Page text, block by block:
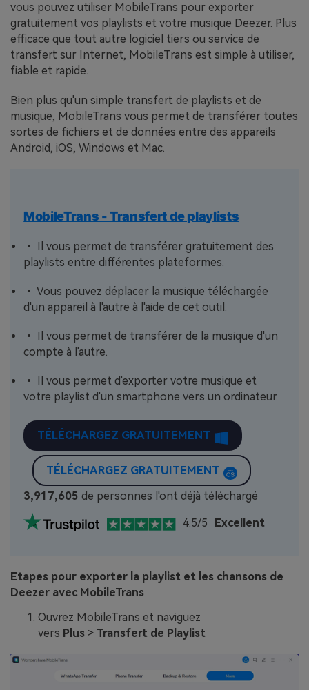
vous pouvez utiliser MobileTrans pour exporter
gratuitement vos playlists et votre musique Deezer. Plus
efficace que tout autre logiciel tiers ou service de
transfert sur Internet, MobileTrans est simple à utiliser,
fiable et rapide.
Bien plus qu'un simple transfert de playlists et de
musique, MobileTrans vous permet de transférer toutes
sortes de fichiers et de données entre des appareils
Android, iOS, Windows et Mac.
MobileTrans - Transfert de playlists
• Il vous permet de transférer gratuitement des
playlists entre différentes plateformes.
• Vous pouvez déplacer la musique téléchargée
d'un appareil à l'autre à l'aide de cet outil.
• Il vous permet de transférer de la musique d'un
compte à l'autre.
• Il vous permet d'exporter votre musique et
votre playlist d'un smartphone vers un ordinateur.
TÉLÉCHARGEZ GRATUITEMENT
TÉLÉCHARGEZ GRATUITEMENT
3,917,607 de personnes l'ont déjà téléchargé
4.5/5 Excellent
Etapes pour exporter la playlist et les chansons de
Deezer avec MobileTrans
Ouvrez MobileTrans et naviguez
vers Plus > Transfert de Playlist